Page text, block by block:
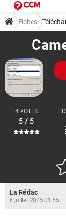
4 VOTES
5 / 5
Fiches
La Rédac
6 juillet 2025 01:55